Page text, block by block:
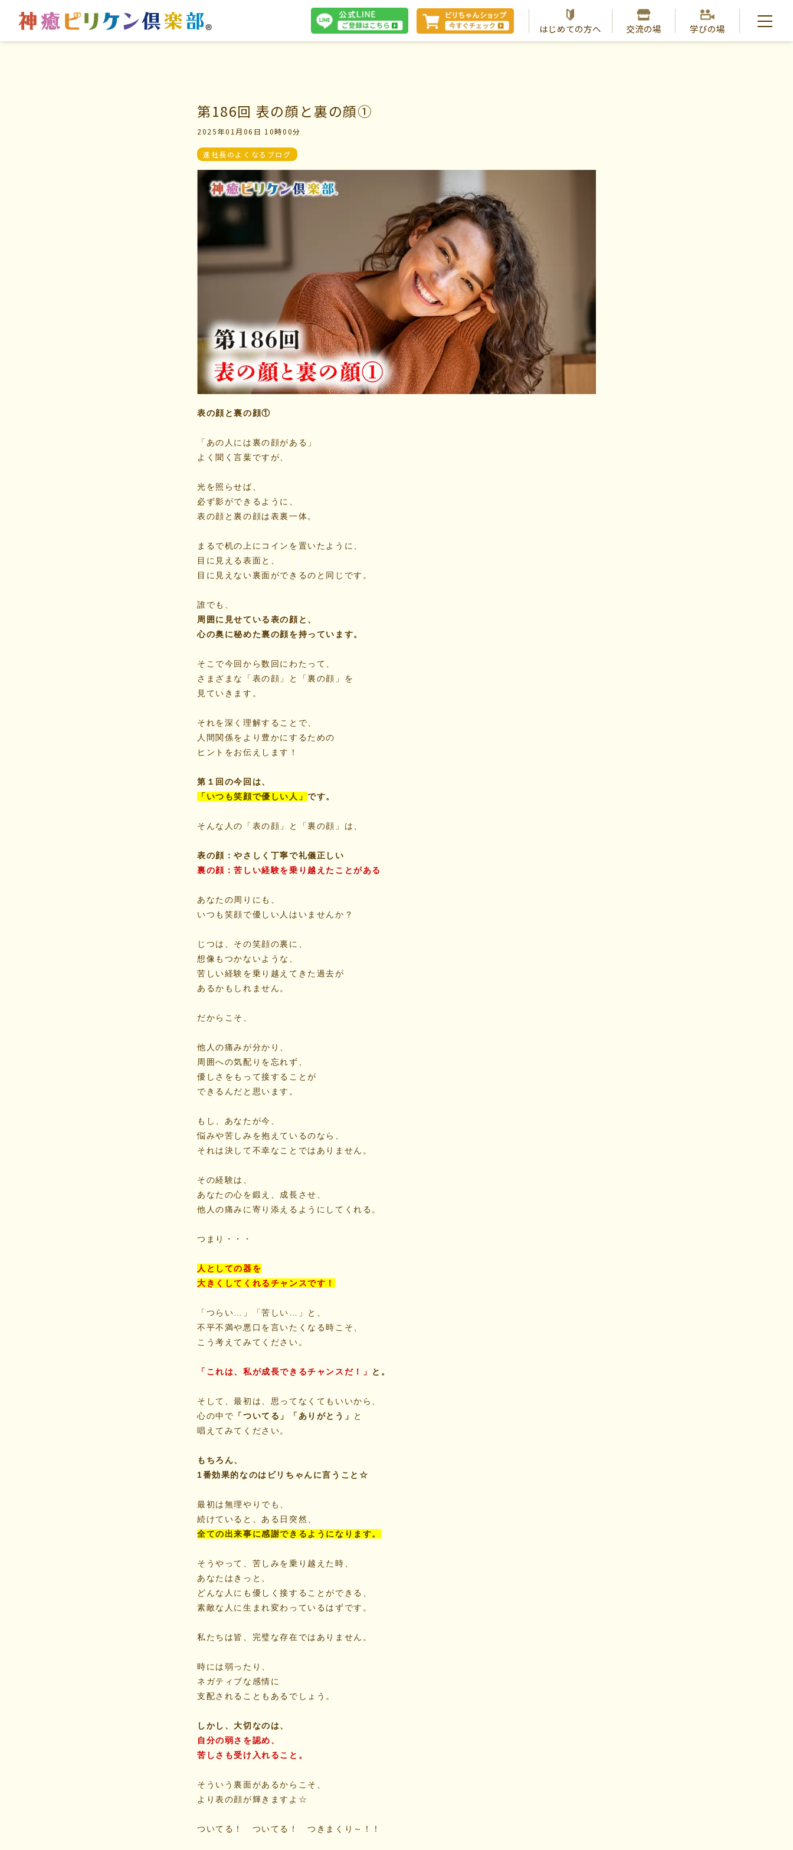
はじめての方へ 交流の場 学びの場
マイビリちゃん診断
よくなるメッセージ
体験談
お問い合わせ
第186回 表の顔と裏の顔①
2025年01月06日 10時00分
進社長のよくなるブログ
表の顔と裏の顔①
「あの人には裏の顔がある」
よく聞く言葉ですが、
光を照らせば、
必ず影ができるように、
表の顔と裏の顔は表裏一体。
まるで机の上にコインを置いたように、
目に見える表面と、
目に見えない裏面ができるのと同じです。
誰でも、
周囲に見せている表の顔と、
心の奥に秘めた裏の顔を持っています。
そこで今回から数回にわたって、
さまざまな「表の顔」と「裏の顔」を
見ていきます。
それを深く理解することで、
人間関係をより豊かにするための
ヒントをお伝えします！
第１回の今回は、
「いつも笑顔で優しい人」です。
そんな人の「表の顔」と「裏の顔」は、
表の顔：やさしく丁寧で礼儀正しい
裏の顔：苦しい経験を乗り越えたことがある
あなたの周りにも、
いつも笑顔で優しい人はいませんか？
じつは、その笑顔の裏に、
想像もつかないような、
苦しい経験を乗り越えてきた過去が
あるかもしれません。
だからこそ、
他人の痛みが分かり、
周囲への気配りを忘れず、
優しさをもって接することが
できるんだと思います。
もし、あなたが今、
悩みや苦しみを抱えているのなら、
それは決して不幸なことではありません。
その経験は、
あなたの心を鍛え、成長させ、
他人の痛みに寄り添えるようにしてくれる。
つまり・・・
人としての器を
大きくしてくれるチャンスです！
「つらい…」「苦しい…」と、
不平不満や悪口を言いたくなる時こそ、
こう考えてみてください。
「これは、私が成長できるチャンスだ！」 と。
そして、最初は、思ってなくてもいいから、
心の中で 「ついてる」「ありがとう」
と
唱えてみてください。
もちろん、
1番効果的なのはビリちゃんに言うこと☆
最初は無理やりでも、
続けていると、ある日突然、
全ての出来事に感謝できるようになります。
そうやって、苦しみを乗り越えた時、
あなたはきっと、
どんな人にも優しく接することができる、
素敵な人に生まれ変わっているはずです。
私たちは皆、完璧な存在ではありません。
時には弱ったり、
ネガティブな感情に
支配されることもあるでしょう。
しかし、大切なのは、
自分の弱さを認め、
苦しさも受け入れること。
そういう裏面があるからこそ、
より表の顔が輝きますよ☆
ついてる！ ついてる！ つきまくり～！！